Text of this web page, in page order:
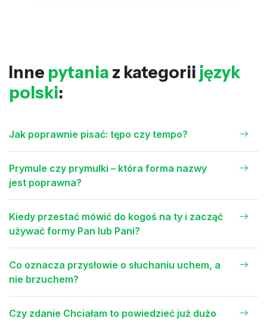
Inne pytania z kategorii język
polski:
Jak poprawnie pisać: tępo czy tempo?
Prymule czy prymulki – która forma nazwy
jest poprawna?
Kiedy przestać mówić do kogoś na ty i zacząć
używać formy Pan lub Pani?
Co oznacza przysłowie o słuchaniu uchem, a
nie brzuchem?
Czy zdanie Chciałam to powiedzieć już dużo